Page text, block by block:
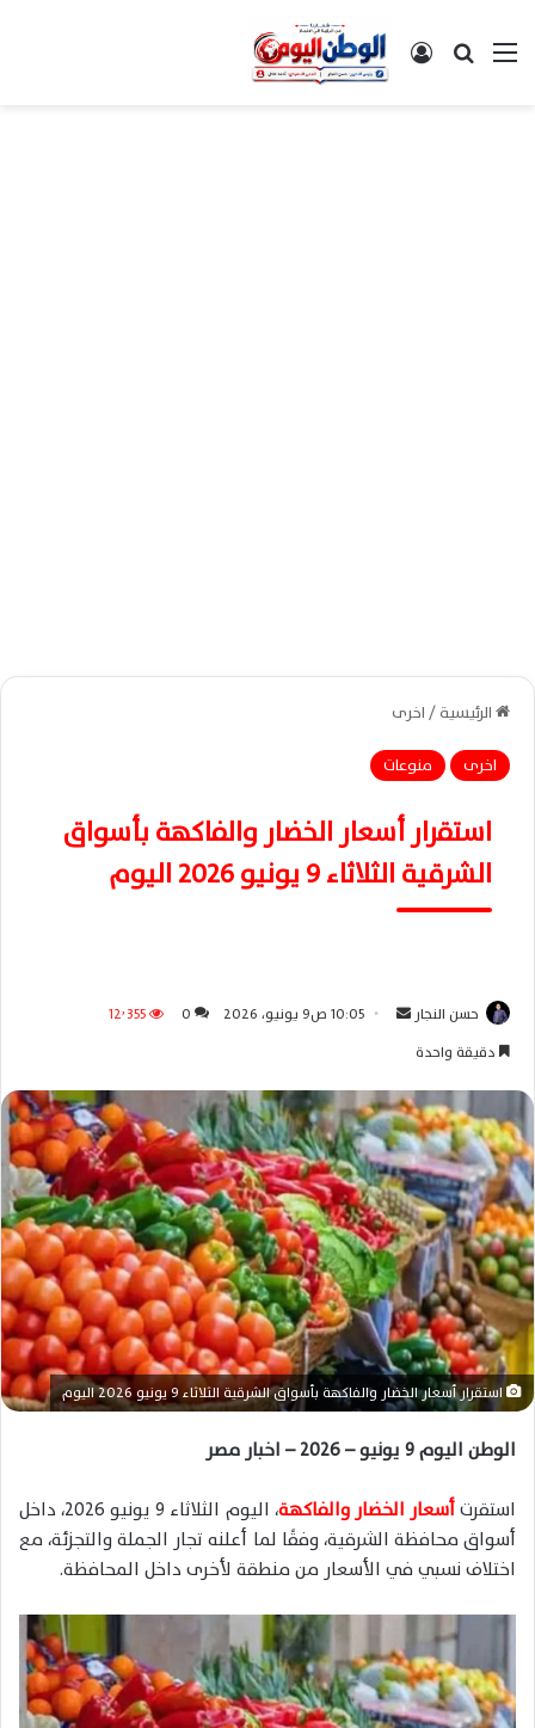
القائمةبحث عن تسجيل الدخول
الرئيسية/اخرى
اخرى
منوعات
استقرار أسعار الخضار والفاكهة بأسواق
الشرقية الثلاثاء 9 يونيو 2026 اليوم
حسن النجار
ل
ب
ر
ي
د
ا
إ
ل
ك
ت
ر
و
ن
ا
10:05 ص9 يونيو، 2026 0
12٬355
دقيقة واحدة
استقرار أسعار الخضار والفاكهة بأسواق الشرقية الثلاثاء 9 يونيو 2026 اليوم
الوطن اليوم 9 يونيو – 2026 – اخبار مصر
استقرتأسعار الخضار والفاكهة
، اليوم الثلاثاء 9 يونيو 2026، داخل
أسواق محافظة الشرقية، وفقًا لما أعلنه تجار الجملة والتجزئة، مع
اختلاف نسبي في الأسعار من منطقة لأخرى داخل المحافظة.